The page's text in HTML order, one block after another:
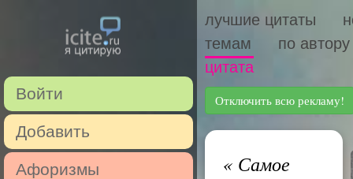
Войти
Добавить
Афоризмы
лучшие цитаты
темам
по автору
цитата
Отключить всю рекламу!
«Самое